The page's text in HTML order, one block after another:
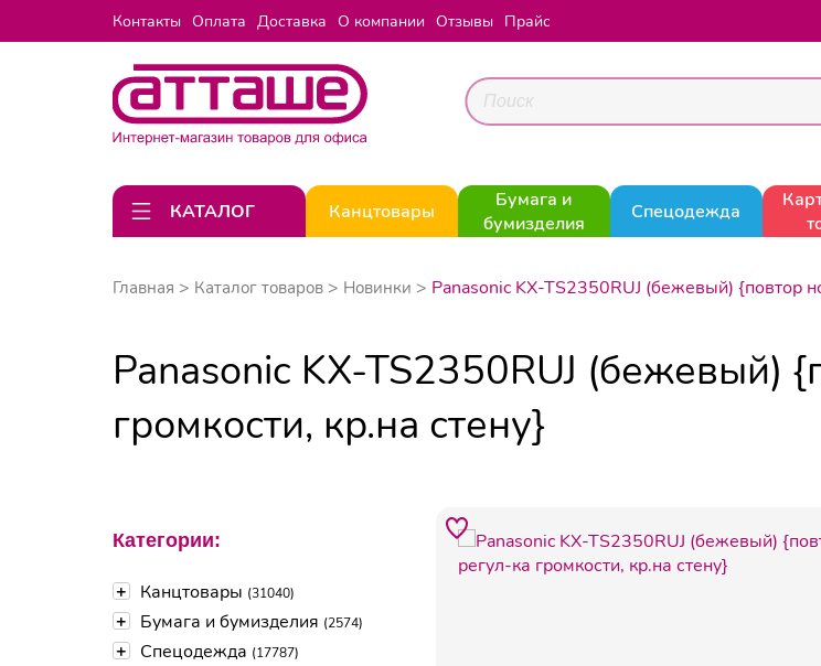
Контакты Оплата Доставка О компании Отзывы Прайс
КАТАЛОГ Канцтовары
Бумага и
бумизделия
Спецодежда
Главная Каталог товаров Новинки Panasonic KX-TS2350RUJ (бежевый) {повтор
Категории:
+ Канцтовары (31040)
+ Бумага и бумизделия (2574)
+ Спецодежда (17787)
Panasonic KX-TS2350RUJ (бежевый)
громкости, кр.на стену}